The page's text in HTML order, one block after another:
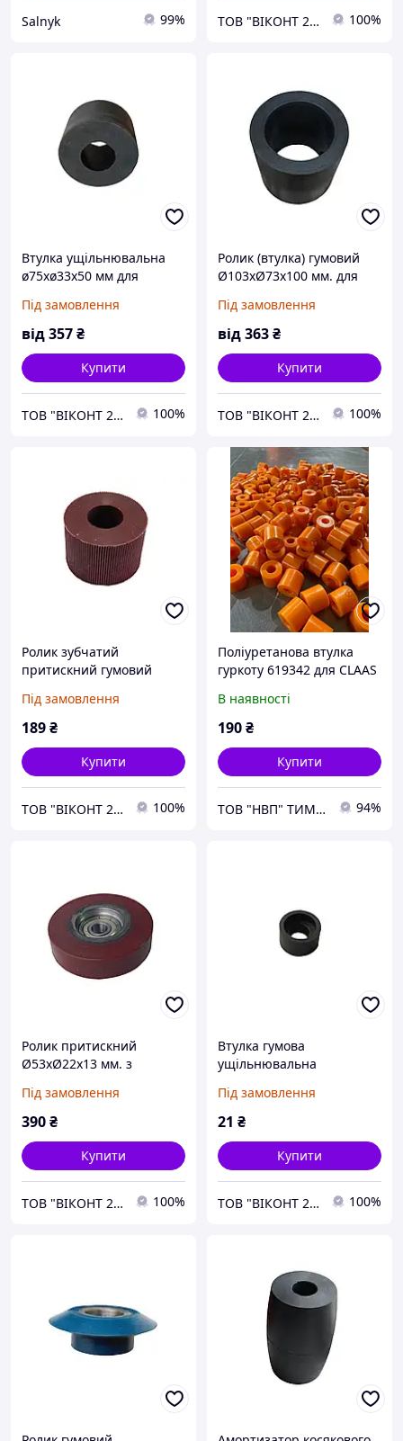
Salnyk 99% ТОВ "ВІКОНТ 2000" 100%
Втулка ущільнювальна
ø75хø33х50 мм для
Під замовлення
від357₴
Купити
ТОВ "ВІКОНТ 2000" 100%
Ролик (втулка) гумовий
Ø103хØ73х100 мм. для
СУР, RAUTE, FEZER, COE,
CREMONA
Під замовлення
від363₴
Купити
ТОВ "ВІКОНТ 2000" 100%
Ролик зубчатий
притискний гумовий
пакувальних ліній
Під замовлення
189₴
Купити
ТОВ "ВІКОНТ 2000" 100%
Поліуретанова втулка
гуркоту 619342 для CLAAS
В наявності
190₴
Купити
ТОВ "НВП" ТИМОЛ" 94%
Ролик притискний
Ø53хØ22х13 мм. з
Під замовлення
390₴
Купити
ТОВ "ВІКОНТ 2000" 100%
Втулка гумова
ущільнювальна
Під замовлення
21 ₴
Купити
ТОВ "ВІКОНТ 2000" 100%